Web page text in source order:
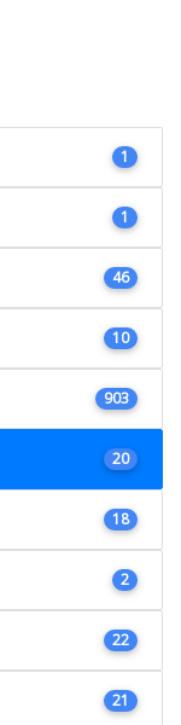
1
1
46
10
903
20
18
2
22
21